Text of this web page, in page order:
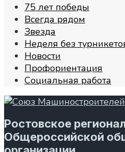
75 лет победы
Всегда рядом
Звезда
Неделя без
Новости
Профориентация
Социальная работа
Ростовское
Общероссийской